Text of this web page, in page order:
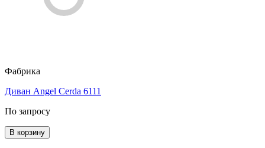
Фабрика
Диван Angel Cerda 6111
По запросу
В корзину